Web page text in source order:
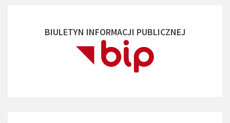
BIULETYN INFORMACJI PUBLICZNEJ